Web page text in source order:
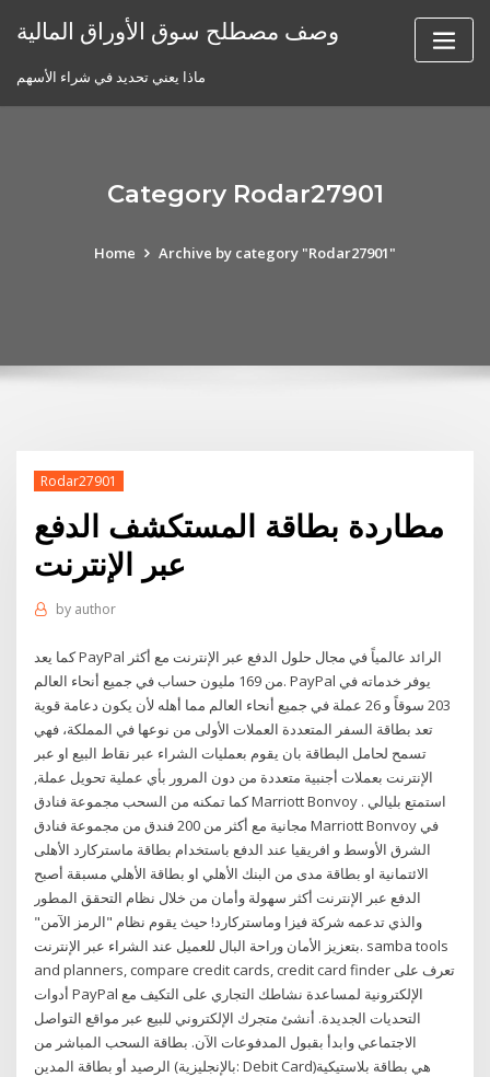
وصف مصطلح سوق الأوراق المالية
ماذا يعني تحديد في شراء الأسهم
Category Rodar27901
Home Archive by category "Rodar27901"
Rodar27901
مطاردة بطاقة المستكشف الدفع
عبر الإنترنت
by author
كما يعد PayPal الرائد عالمياً في مجال حلول الدفع عبر الإنترنت مع أكثر
من 169 مليون حساب في جميع أنحاء العالم. PayPal يوفر خدماته في
203 سوقاً و 26 عملة في جميع أنحاء العالم مما أهله لأن يكون دعامة قوية
تعد بطاقة السفر المتعددة العملات الأولى من نوعها في المملكة، فهي
تسمح لحامل البطاقة بان يقوم بعمليات الشراء عبر نقاط البيع او عبر
الإنترنت بعملات أجنبية متعددة من دون المرور بأي عملية تحويل عملة,
كما تمكنه من السحب مجموعة فنادق Marriott Bonvoy . استمتع بليالي
مجانية مع أكثر من 200 فندق من مجموعة فنادق Marriott Bonvoy في
الشرق الأوسط و افريقيا عند الدفع باستخدام بطاقة ماستركارد الأهلى
الائتمانية او بطاقة مدى من البنك الأهلي او بطاقة الأهلي مسبقة أصبح
الدفع عبر الإنترنت أكثر سهولة وأمان من خلال نظام التحقق المطور
والذي تدعمه شركة فيزا وماستركارد! حيث يقوم نظام "الرمز الآمن"
بتعزيز الأمان وراحة البال للعميل عند الشراء عبر الإنترنت. samba tools
and planners, compare credit cards, credit card finder تعرف على
أدوات PayPal الإلكترونية لمساعدة نشاطك التجاري على التكيف مع
التحديات الجديدة. أنشئ متجرك الإلكتروني للبيع عبر مواقع التواصل
الاجتماعي وابدأ بقبول المدفوعات الآن. بطاقة السحب المباشر من
الرصيد أو بطاقة المدين (بالإنجليزية: Debit Card)‏ هي بطاقة بلاستيكية